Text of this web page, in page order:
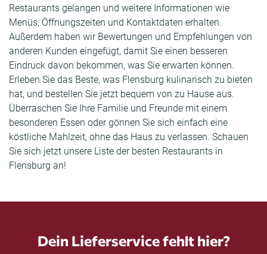
Restaurants gelangen und weitere Informationen wie
Menüs, Öffnungszeiten und Kontaktdaten erhalten.
Außerdem haben wir Bewertungen und Empfehlungen von
anderen Kunden eingefügt, damit Sie einen besseren
Eindruck davon bekommen, was Sie erwarten können.
Erleben Sie das Beste, was Flensburg kulinarisch zu bieten
hat, und bestellen Sie jetzt bequem von zu Hause aus.
Überraschen Sie Ihre Familie und Freunde mit einem
besonderen Essen oder gönnen Sie sich einfach eine
köstliche Mahlzeit, ohne das Haus zu verlassen. Schauen
Sie sich jetzt unsere Liste der besten Restaurants in
Flensburg an!
Dein Lieferservice fehlt hier?